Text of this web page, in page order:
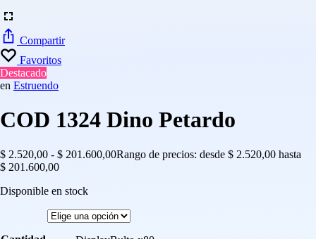
Compartir
Favoritos
Destacado
en Estruendo
COD 1324 Dino Petardo
$ 2.520,00 - $ 201.600,00Rango de precios: desde $ 2.520,00 hasta
$ 201.600,00
Disponible en stock